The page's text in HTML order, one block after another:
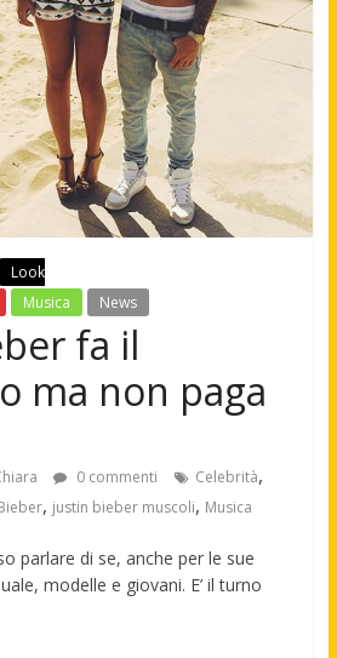
Look
Musica News
fa il
ma non paga
0 commenti Celebrità,
, justin bieber muscoli, Musica
parlare di se, anche per le sue
modelle e giovani. E’ il turno